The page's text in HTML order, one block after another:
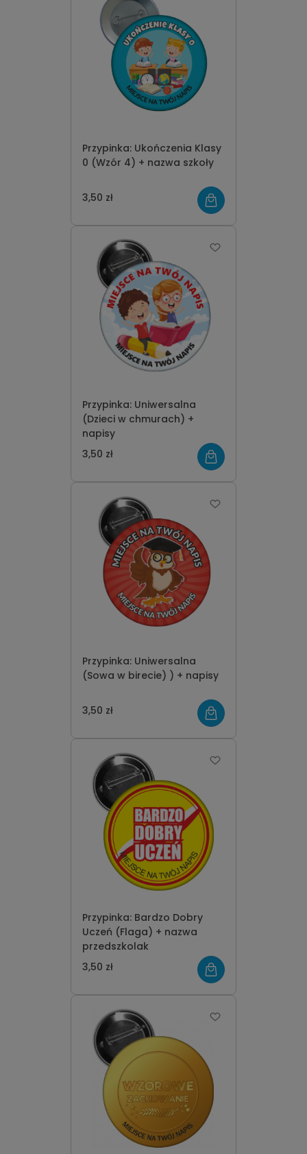
Przypinka: Ukończenia Klasy
0 (Wzór 4) + nazwa szkoły
3,50 zł
Przypinka: Uniwersalna
(Dzieci w chmurach) +
napisy
3,50 zł
Przypinka: Uniwersalna
(Sowa w birecie) ) + napisy
3,50 zł
Przypinka: Bardzo Dobry
Uczeń (Flaga) + nazwa
przedszkolak
3,50 zł